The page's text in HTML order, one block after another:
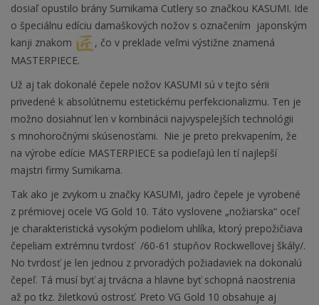
dosiaľ opustilo brány Sumikama Cutlery so značkou KASUMI. Ide
o špeciálnu edíciu damaškových nožov s označením japonským
kanji znakom
, čo v preklade veľmi výstižne znamená
MASTERPIECE.
Už aj tak dokonalé čepele nožov KASUMI sú v tejto sérii
privedené k absolútnemu estetickému perfekcionalizmu. Ten je
možno dosiahnuť len v kombinácii najvyspelejších technológii
s mnohoročnými skúsenosťami. Nie je preto prekvapením, že
na výrobe edície MASTERPIECE sa podieľajú len tí najlepší
majstri firmy Sumikama.
Tak ako je zvykom u značky KASUMI, jadro čepele je vyrobené
z prémiovej ocele VG Gold 10. Táto vyslovene „nožiarska“ oceľ
je charakteristická vysokým podielom uhlíka, ktorý prepožičiava
čepeliam extrémnu tvrdosť /60-61 stupňov Rockwellovej škály/.
No tvrdosť je len jednou z prvoradých požiadaviek na dokonalú
čepeľ. Tá musí byť aj trvácna a hlavne byť schopná naostrenia
až po tkz. žiletkovú ostrosť. Preto VG Gold 10 obsahuje aj